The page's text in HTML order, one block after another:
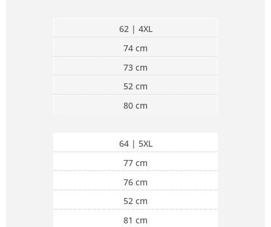
62 | 4XL
74 cm
73 cm
52 cm
80 cm
64 | 5XL
77 cm
76 cm
52 cm
81 cm